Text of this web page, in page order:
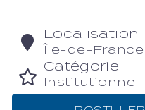
Localisation
Île-de-France
Catégorie
Institutionnel